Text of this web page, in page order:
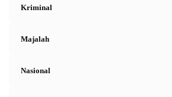
Kriminal
Majalah
Nasional